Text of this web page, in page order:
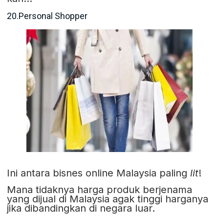
20.Personal Shopper
Ini antara bisnes online Malaysia paling lit!
Mana tidaknya harga produk berjenama
yang dijual di Malaysia agak tinggi harganya
jika dibandingkan di negara luar.